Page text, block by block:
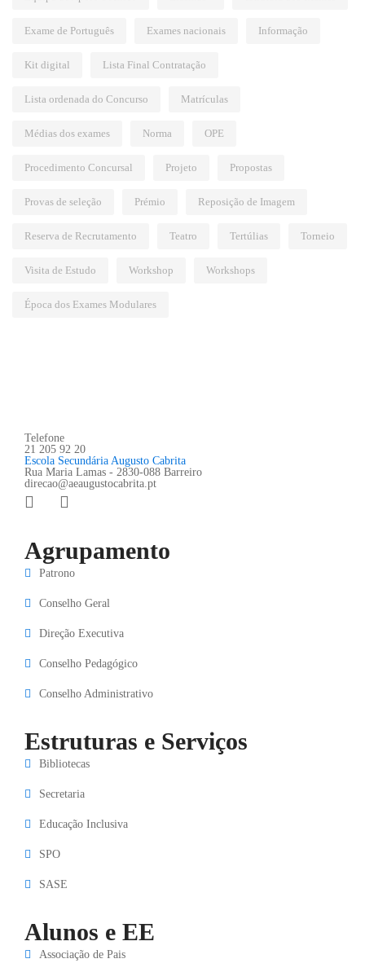
Exame de Português Exames nacionais Informação
Kit digital Lista Final Contratação
Lista ordenada do Concurso Matrículas
Médias dos exames Norma OPE
Procedimento Concursal Projeto Propostas
Provas de seleção Prémio Reposição de Imagem
Reserva de Recrutamento Teatro Tertúlias Torneio
Visita de Estudo Workshop Workshops
Época dos Exames Modulares
Telefone
21 205 92 20
Escola Secundária Augusto Cabrita
Rua Maria Lamas - 2830-088 Barreiro
direcao@aeaugustocabrita.pt
Agrupamento
Patrono
Conselho Geral
Direção Executiva
Conselho Pedagógico
Conselho Administrativo
Estruturas e Serviços
Bibliotecas
Secretaria
Educação Inclusiva
SPO
SASE
Alunos e EE
Associação de Pais